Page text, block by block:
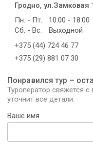
Гродно,
Пн. - Пт.
10:00 - 18:00
Сб. - Вс.
Выходной
+375 (44) 724 46 77
+375 (29) 881 07 30
Понравился тур –
Туроператор свяжется
уточнит все детали.
Ваше имя